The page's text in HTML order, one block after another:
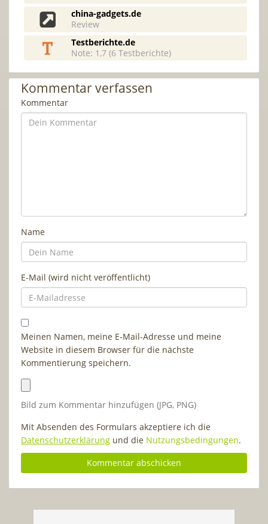
china-gadgets.de
Review
Testberichte.de
Note: 1,7 (6 Testberichte)
Kommentar verfassen
Kommentar
Name
E-Mail (wird nicht veröffentlicht)
Meinen Namen, meine E-Mail-Adresse und meine
Website in diesem Browser für die nächste
Kommentierung speichern.
Bild zum Kommentar hinzufügen (JPG, PNG)
Mit Absenden des Formulars akzeptiere ich die
Datenschutzerklärung und die Nutzungsbedingungen.